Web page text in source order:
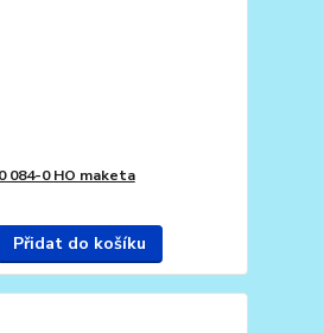
084-0 HO maketa
Přidat do košíku